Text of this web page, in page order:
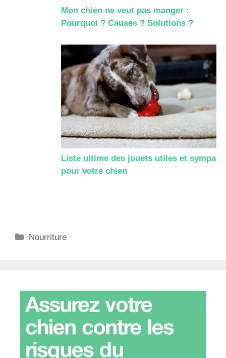
Mon chien ne veut pas manger :
Pourquoi ? Causes ? Solutions ?
Liste ultime des jouets utiles et sympa
pour votre chien
Catégories
Nourriture